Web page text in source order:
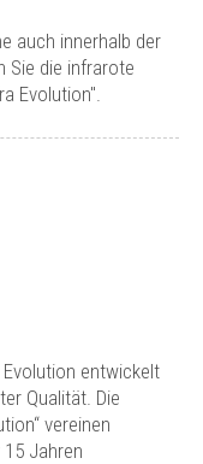
auch innerhalb der
Sie die infrarote
Evolution".
entwickelt
Qualität. Die
vereinen
Jahren